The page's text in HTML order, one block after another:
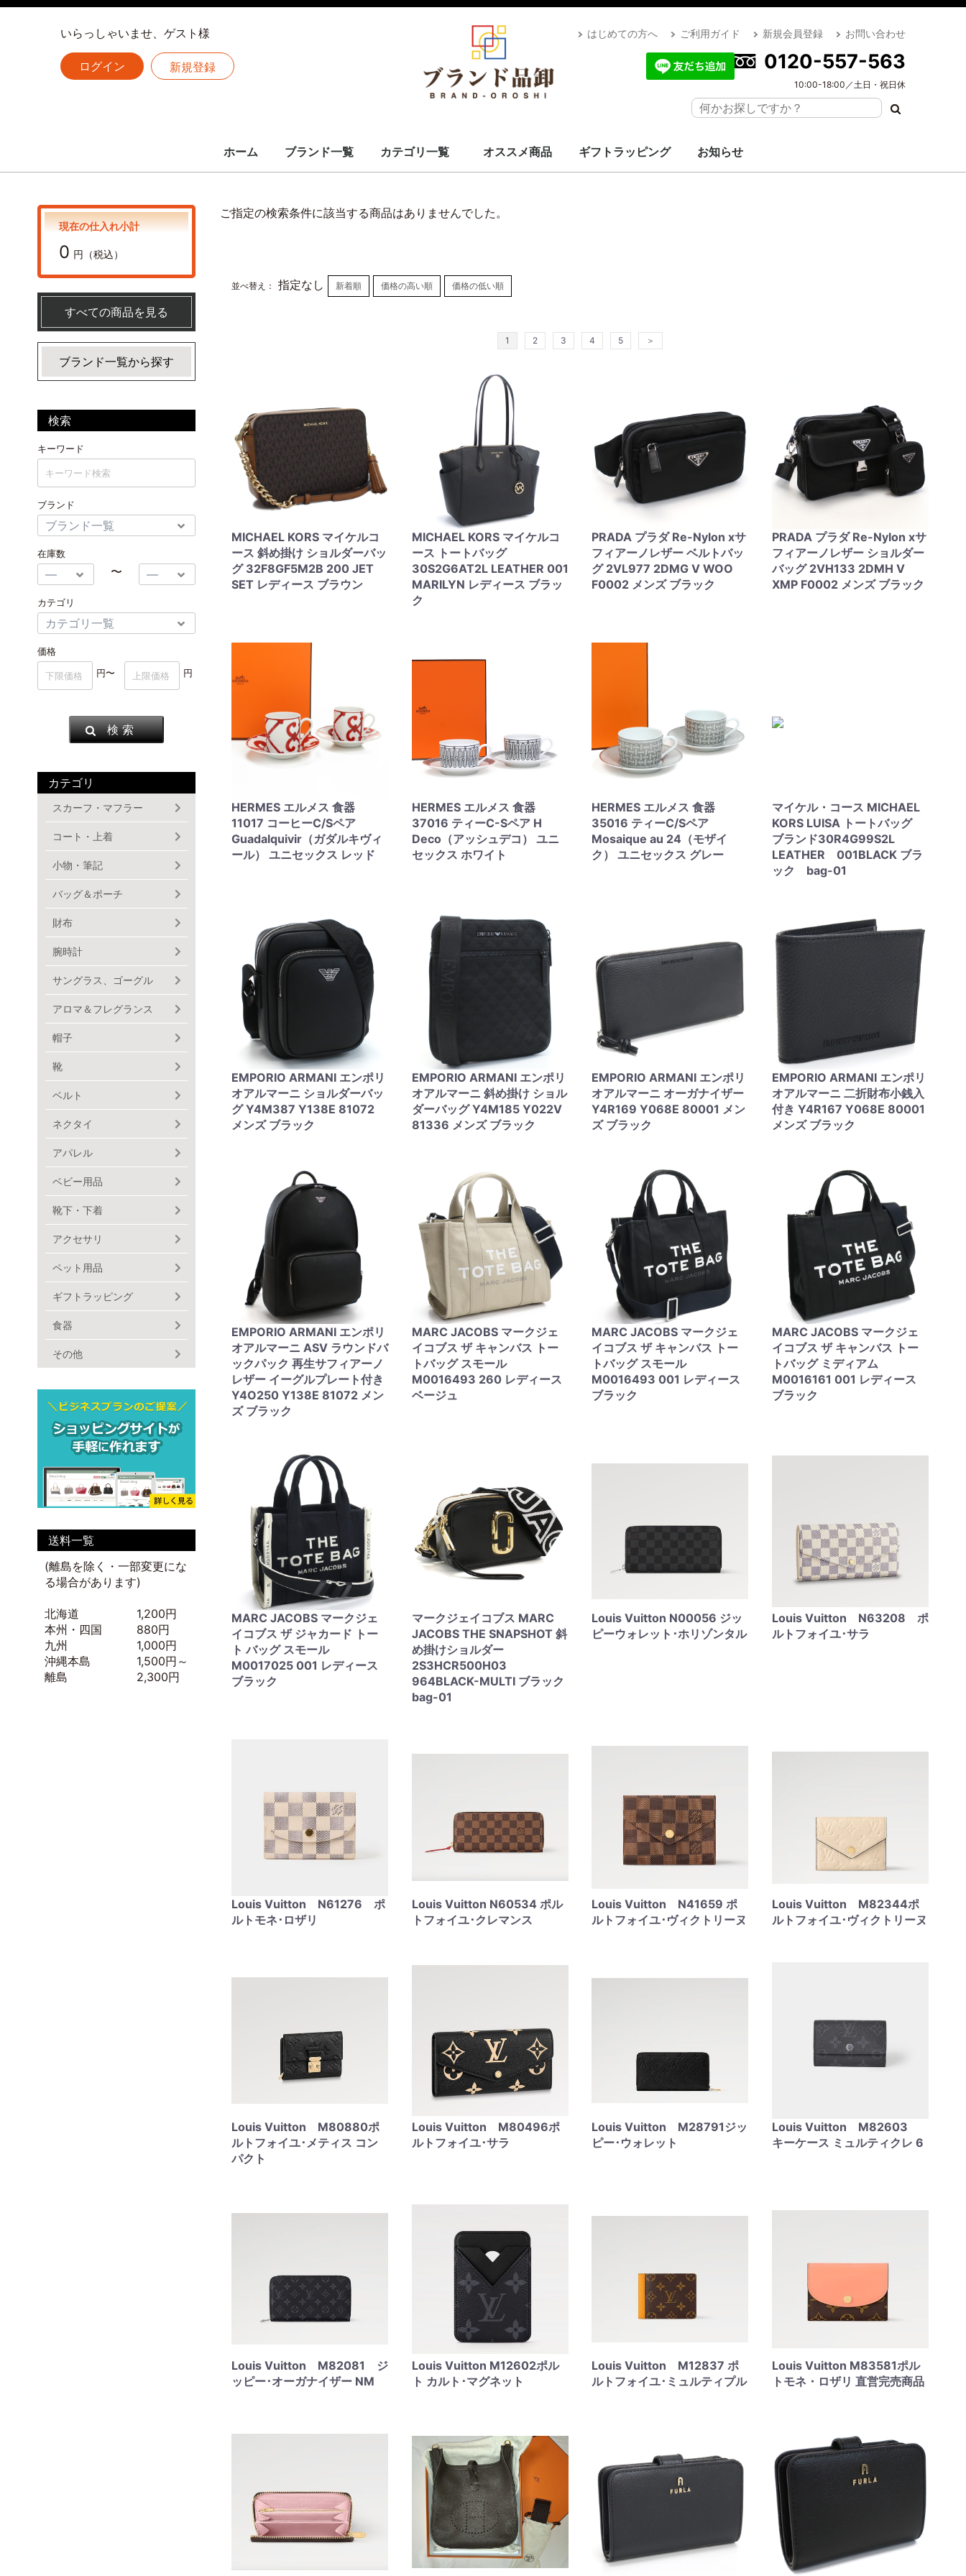
いらっしゃいませ、ゲスト様
ログイン 新規登録
はじめての方へ ご利用ガイド 新規会員登録 お問い合わせ
0120-557-563
10:00-18:00／土日・祝日休
ホーム ブランド一覧 カテゴリ一覧
スカーフ・マフラー
コート・上着
小物・筆記
バッグ＆ポーチ
財布
腕時計
サングラス、ゴーグル
アロマ＆フレグランス
帽子
靴
ベルト
ネクタイ
アパレル
ベビー用品
靴下・下着
アクセサリ
ペット用品
ギフトラッピング 食器
その他
ALEXANDRE DE PARIS
BRIEFING FONDATION LOUIS VUITTON
CANADA GOOSE
UGG
Stefano Corsini
CAPE HORN
ZANELLATO
IL BISONTE
Vivienne Westwood
GIANNI CHIARINI
CARBOTTI
THENORTHFACE
Advisor
Kahler
Arabia
PATOU
Mackage
Satellite
Carhartt
Banyan's Visa Bay
CUTTER&BUCK
MARKET
PHARMACY
MC2 SAINT
GIORGIO ARMANI
STONEISLAND
YUZEFI
J&M DAVIDSON
Vivienne Westwood
14BROS
STAMERRA
SEE BY CHLOE
PENDLETON
OPENING CEREMONY
MSGM
LACOSTE
Kiton
KAPPA GOLF
HYDROGEN
本間ゴルフ
GOLDEN GOOSE
FRED PERRY
EA7
DROLE DE MONSIEUR
CULTI
Conklin
BUNNIES BY THE BAY
BRUNELLO CUCINELLI
Brioni
BROOKLYN HAT
AVentiQuattrore
ARMANI EXCHANGEADIDAS BY STELLA MCCARTNEY
APEDE MOD
VALEXTRA
MM6
MAISON KITSUNE
ISABEL MARANT
Sara Burglar
Zeus+Dione
Alexander McQueen
MaxMara
Maison Margiela
NIKE
ROLEX
AMI PARIS
JIL SANDER
TOD's
OFF-WHITE
Chloé
MARNI
STELLA MCCARTNEY
CELINE
Karl Lagerfeld
MOOSE KNUCKLES
CANADA GOOSE COMME des GARÇONS
BALMAIN
KENZO
TOM FORD
LOEWE
USED
Dr.Martens
GREGORY
TOMMY HILFIGER
CHARLES JOURDAN
MISSONI
VERSACE
LANVAN
Lunaria Cashmere
WOOLRICH
Côte&Ciel
MONTECORE
MONCLER
MARIMEKKO
DIOR
MIUMIU
Ray-Ban
POLICE
LAVENHAM
VALENTINO
IL BISONTE
HUGO BOSS
TATRAS
Le Sport sac
GOYARD
GIVENCHY
FRANKIE MORELLO
BORGIOLI
GHERARDINI
MARC JACOBS
OUTLET
TORY BURCH
DUVETICA
GLENROYAL
BVLGARI
BURBERRY
BERLUTI
BOTTEGA VENETA
BALENCIAGA
RALPH LAUREN
PRIMA CLASSE
PRADA
Paul Smith
MICHAEL KORS
LONGCHAMP
JIMMY CHOO
JACK SPADE
Jacques Britt
GUCCI
FURLA
FERRAGAMO
FENDI
FELISI
DUNHILL
DOLCE&GABBANA D&G
DIESEL
Di Giorgio
COACH
Christian Louboutin
CALVIN KLEIN
BALLY
CADINI
FEILER
BARK
MCM
Saint Laurent
Orobianco
EMPORIO ARMANI
HERMES
CHANEL
LOUIS VUITTON
オススメ商品 ギフトラッピング お知らせ
現在の仕入れ小計
0 円（税込）
すべての商品を見る
ブランド一覧から探す
検索
キーワード
ブランド
在庫数
〜
カテゴリ
価格
円〜
円
検 索
カテゴリ
スカーフ・マフラー
コート・上着
小物・筆記
バッグ＆ポーチ
財布
腕時計
サングラス、ゴーグル
アロマ＆フレグランス
帽子
靴
ベルト
ネクタイ
アパレル
ベビー用品
靴下・下着
アクセサリ
ペット用品
ギフトラッピング
食器
その他
送料一覧
(離島を除く・一部変更にな
る場合があります)
北海道 1,200円
本州・四国 880円
九州 1,000円
沖縄本島 1,500円～
離島 2,300円
ご指定の検索条件に該当する商品はありませんでした。
並べ替え： 指定なし 新着順 価格の高い順 価格の低い順
1 2 3 4 5 ＞
MICHAEL KORS マイケルコ
ース 斜め掛け ショルダーバッ
グ 32F8GF5M2B 200 JET
SET レディース ブラウン
MICHAEL KORS マイケルコ
ース トートバッグ
30S2G6AT2L LEATHER 001
MARILYN レディース ブラッ
ク
PRADA プラダ Re-Nylon xサ
フィアーノレザー ベルトバッ
グ 2VL977 2DMG V WOO
F0002 メンズ ブラック
PRADA プラダ Re-Nylon xサ
フィアーノレザー ショルダー
バッグ 2VH133 2DMH V
XMP F0002 メンズ ブラック
HERMES エルメス 食器
11017 コーヒーC/Sペア
Guadalquivir（ガダルキヴィ
ール） ユニセックス レッド
HERMES エルメス 食器
37016 ティーC-Sペア H
Deco（アッシュデコ） ユニ
セックス ホワイト
HERMES エルメス 食器
35016 ティーC/Sペア
Mosaique au 24（モザイ
ク） ユニセックス グレー
マイケル・コース MICHAEL
KORS LUISA トートバッグ
ブランド30R4G99S2L
LEATHER 001BLACK ブラ
ック bag-01
EMPORIO ARMANI エンポリ
オアルマーニ ショルダーバッ
グ Y4M387 Y138E 81072
メンズ ブラック
EMPORIO ARMANI エンポリ
オアルマーニ 斜め掛け ショル
ダーバッグ Y4M185 Y022V
81336 メンズ ブラック
EMPORIO ARMANI エンポリ
オアルマーニ オーガナイザー
Y4R169 Y068E 80001 メン
ズ ブラック
EMPORIO ARMANI エンポリ
オアルマーニ 二折財布小銭入
付き Y4R167 Y068E 80001
メンズ ブラック
EMPORIO ARMANI エンポリ
オアルマーニ ASV ラウンドバ
ックパック 再生サフィアーノ
レザー イーグルプレート付き
Y4O250 Y138E 81072 メン
ズ ブラック
MARC JACOBS マークジェ
イコブス ザ キャンバス トー
トバッグ スモール
M0016493 260 レディース
ベージュ
MARC JACOBS マークジェ
イコブス ザ キャンバス トー
トバッグ スモール
M0016493 001 レディース
ブラック
MARC JACOBS マークジェ
イコブス ザ キャンバス トー
トバッグ ミディアム
M0016161 001 レディース
ブラック
MARC JACOBS マークジェ
イコブス ザ ジャカード トー
ト バッグ スモール
M0017025 001 レディース
ブラック
マークジェイコブス MARC
JACOBS THE SNAPSHOT 斜
め掛けショルダー
2S3HCR500H03
964BLACK-MULTI ブラック
bag-01
Louis Vuitton N00056 ジッ
ピーウォレット･ホリゾンタル
Louis Vuitton N63208 ポ
ルトフォイユ･サラ
Louis Vuitton N61276 ポ
ルトモネ･ロザリ
Louis Vuitton N60534 ポル
トフォイユ･クレマンス
Louis Vuitton N41659 ポ
ルトフォイユ･ヴィクトリーヌ
Louis Vuitton M82344ポ
ルトフォイユ･ヴィクトリーヌ
Louis Vuitton M80880ポ
ルトフォイユ･メティス コン
パクト
Louis Vuitton M80496ポ
ルトフォイユ･サラ
Louis Vuitton M28791ジッ
ピー･ウォレット
Louis Vuitton M82603
キーケース ミュルティクレ 6
Louis Vuitton M82081 ジ
ッピー･オーガナイザー NM
Louis Vuitton M12602ポル
ト カルト･マグネット
Louis Vuitton M12837 ポ
ルトフォイユ･ミュルティプル
Louis Vuitton M83581ポル
トモネ・ロザリ 直営完売商品